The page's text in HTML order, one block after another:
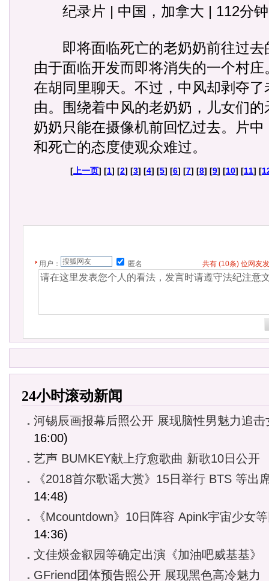
纪录片 | 中国，加拿大 | 112分钟
即将面临死亡的老奶奶前往过去
由于面临开发而即将消失的一个村
在胡同里聊天。不过，中风却剥夺
由。围绕着中风的老奶奶，儿女们
奶奶只能在摄像机前回忆过去。片
和死亡的态度使观众难过。
[ 上一页] [1] [2] [3] [4] [5] [6] [7] [8] [9] [10] [11] [
用户： 匿名 共有 (10条) 位网友
24小时滚动新闻
河锡辰画报幕后照公开 展现脑性男魅力追击
16:00)
艺声 BUMKEY献上疗愈歌曲 新歌10日公开
《2018首尔歌谣大赏》15日举行 BTS 等出
14:48)
《Mcountdown》10日阵容 Apink宇宙少女
14:36)
文佳煐金叡园等确定出演《加油吧威基基》
GFriend团体预告照公开 展现黑色高冷魅力